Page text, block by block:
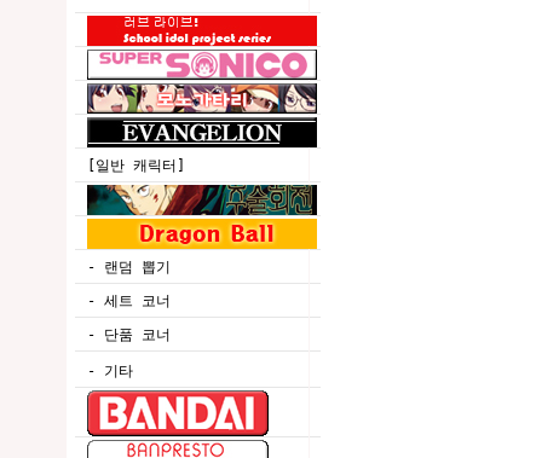
[일반 캐릭터]
- 랜덤 뽑기
- 세트 코너
- 단품 코너
- 기타